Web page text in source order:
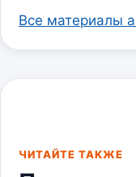
Все материалы
ЧИТАЙТЕ ТАКЖЕ